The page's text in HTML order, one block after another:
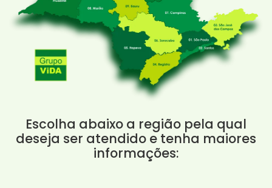
Escolha abaixo a região pela qual
deseja ser atendido e tenha maiores
informações: